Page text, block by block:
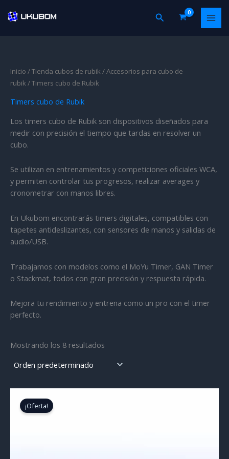
Buscar
Inicio /Tienda cubos de rubik/Accesorios para cubo de
rubik/ Timers cubo de Rubik
Timers cubo de Rubik
Los timers cubo de Rubik son dispositivos diseñados para
medir con precisión el tiempo que tardas en resolver un
cubo.
Se utilizan en entrenamientos y competiciones oficiales WCA,
y permiten controlar tus progresos, realizar averages y
cronometrar con manos libres.
En Ukubom encontrarás timers digitales, compatibles con
tapetes antideslizantes, con sensores de manos y salidas de
audio/USB.
Trabajamos con modelos como el MoYu Timer, GAN Timer
o Stackmat, todos con gran precisión y respuesta rápida.
Mejora tu rendimiento y entrena como un pro con el timer
perfecto.
Mostrando los 8 resultados
¡Oferta!